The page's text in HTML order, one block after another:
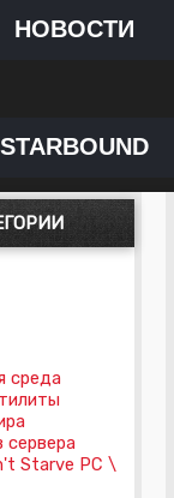
НОВОСТИ
STARBOUND
среда
сервера
Starve PC \